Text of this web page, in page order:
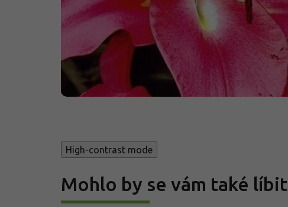
High-contrast mode
Mohlo by se vám také líbit